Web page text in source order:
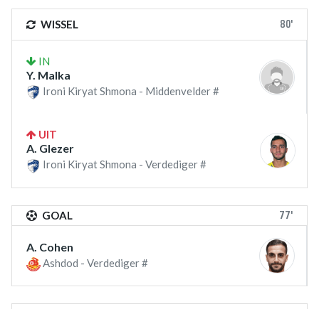
WISSEL 80'
IN
Y. Malka
Ironi Kiryat Shmona - Middenvelder #
UIT
A. Glezer
Ironi Kiryat Shmona - Verdediger #
GOAL 77'
A. Cohen
Ashdod - Verdediger #